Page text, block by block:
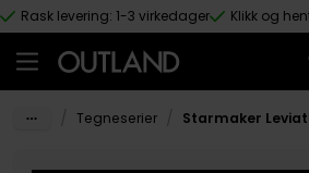
Hopp til hovedinnhold
Rask levering: 1-3 virkedager Klikk og
Tegneserier Starmaker